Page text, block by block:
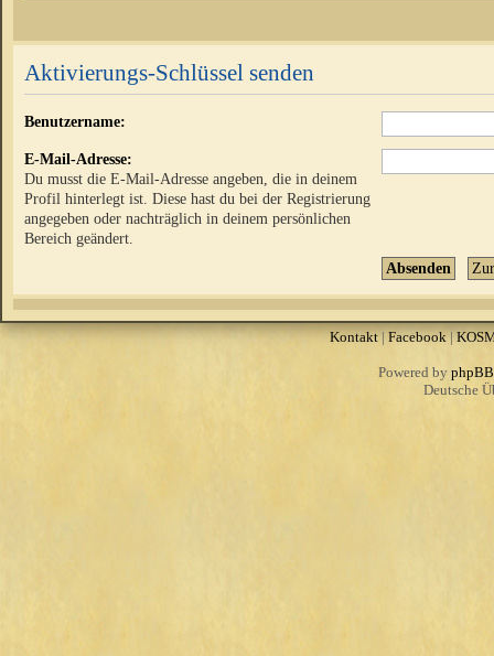
Aktivierungs-Schlüssel senden
Benutzername:
E-Mail-Adresse:
Du musst die E-Mail-Adresse angeben, die in deinem
Profil hinterlegt ist. Diese hast du bei der Registrierung
angegeben oder nachträglich in deinem persönlichen
Bereich geändert.
Kontakt| Facebook |
Powered by phpBB
Deutsche